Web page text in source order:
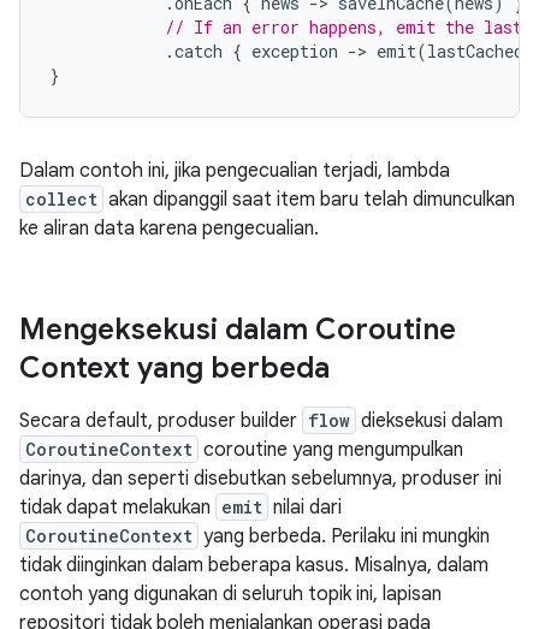
// If an error happens, emit the last
.catch { exception -> emit(
}
Dalam contoh ini, jika pengecualian terjadi, lambda
collect akan dipanggil saat item baru telah dimunculkan
ke aliran data karena pengecualian.
Mengeksekusi dalam Coroutine
Context yang berbeda
Secara default, produser builder flow dieksekusi dalam
CoroutineContext coroutine yang mengumpulkan
darinya, dan seperti disebutkan sebelumnya, produser ini
tidak dapat melakukan emit nilai dari
CoroutineContext yang berbeda. Perilaku ini mungkin
tidak diinginkan dalam beberapa kasus. Misalnya, dalam
contoh yang digunakan di seluruh topik ini, lapisan
repositori tidak boleh menjalankan operasi pada